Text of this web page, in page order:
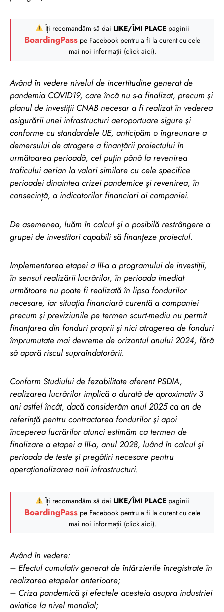
Îți recomandăm să dai LIKE/ÎMI PLACEpaginii
BoardingPass pe Facebook pentru a fi la curent cu cele
mai noi informații (click aici).
Având în vedere nivelul de incertitudine generat de
pandemia COVID19, care încă nu s-a finalizat, precum şi
planul de investiții CNAB necesar a fi realizat în vederea
asigurării unei infrastructuri aeroportuare sigure şi
conforme cu standardele UE, anticipăm o îngreunare a
demersului de atragere a finanțării proiectului în
următoarea perioadă, cel puțin până la revenirea
traficului aerian la valori similare cu cele specifice
perioadei dinaintea crizei pandemice şi revenirea, în
consecință, a indicatorilor financiari ai companiei.
De asemenea, luăm în calcul şi o posibilă restrângere a
grupei de investitori capabili să finanțeze proiectul.
Implementarea etapei a III-a a programului de investiții,
în sensul realizării lucrărilor, în perioada imediat
următoare nu poate fi realizată în lipsa fondurilor
necesare, iar situația financiară curentă a companiei
precum şi previziunile pe termen scurt-mediu nu permit
finanțarea din fonduri proprii şi nici atragerea de fonduri
împrumutate mai devreme de orizontul anului 2024, fără
să apară riscul supraîndatorării.
Conform Studiului de fezabilitate aferent PSDIA,
realizarea lucrărilor implică o durată de aproximativ 3
ani astfel încât, dacă considerăm anul 2025 ca an de
referință pentru contractarea fondurilor şi apoi
începerea lucrărilor atunci estimăm ca termen de
finalizare a etapei a III-a, anul 2028, luând în calcul şi
perioada de teste şi pregătiri necesare pentru
operaționalizarea noii infrastructuri.
Îți recomandăm să dai LIKE/ÎMI PLACEpaginii
BoardingPass pe Facebook pentru a fi la curent cu cele
mai noi informații (click aici).
Având în vedere:
– Efectul cumulativ generat de întârzierile înregistrate în
realizarea etapelor anterioare;
– Criza pandemică şi efectele acesteia asupra industriei
aviatice la nivel mondial;